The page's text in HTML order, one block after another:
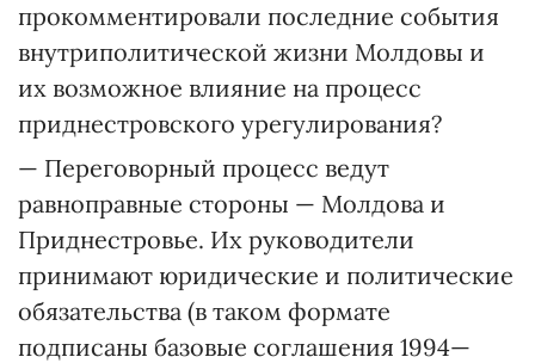
прокомментировали последние события
внутриполитической жизни Молдовы и
их возможное влияние на процесс
приднестровского урегулирования?
— Переговорный процесс ведут
равноправные стороны — Молдова и
Приднестровье. Их руководители
принимают юридические и политические
обязательства (в таком формате
подписаны базовые соглашения 1994—